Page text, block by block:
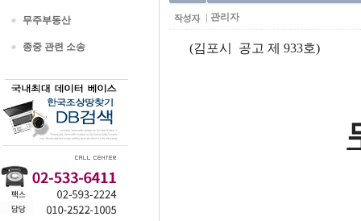
무주부동산
종중 관련 소송
관리자
(김포시 공고 제 933호)